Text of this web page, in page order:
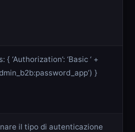
{ ‘Authorization’: ‘Basic ‘ +
}
il tipo di autenticazione